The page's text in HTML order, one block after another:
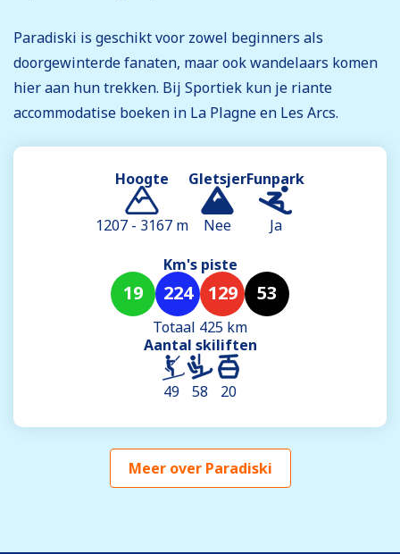
Paradiski is geschikt voor zowel beginners als
doorgewinterde fanaten, maar ook wandelaars komen
hier aan hun trekken. Bij Sportiek kun je riante
accommodatise boeken in La Plagne en Les Arcs.
Hoogte
1207 - 3167 m
Gletsjer
Nee
Funpark
Ja
Km's piste
19 224 129 53
Totaal 425 km
Aantal skiliften
49 58 20
Meer over Paradiski